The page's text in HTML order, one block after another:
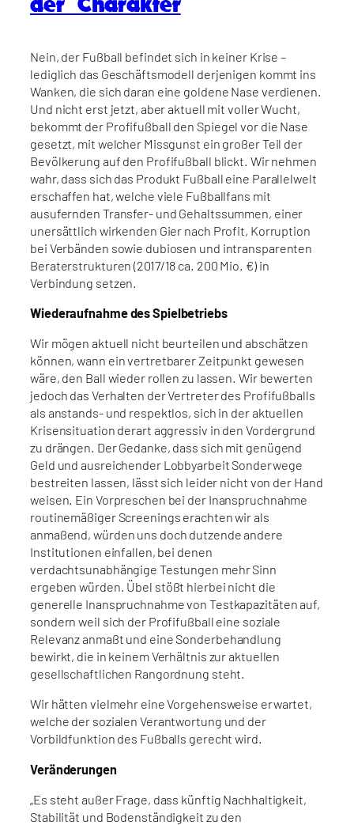
Nein, der Fußball befindet sich in keiner Krise –
lediglich das Geschäftsmodell derjenigen kommt ins
Wanken, die sich daran eine goldene Nase verdienen.
Und nicht erst jetzt, aber aktuell mit voller Wucht,
bekommt der Profifußball den Spiegel vor die Nase
gesetzt, mit welcher Missgunst ein großer Teil der
Bevölkerung auf den Profifußball blickt. Wir nehmen
wahr, dass sich das Produkt Fußball eine Parallelwelt
erschaffen hat, welche viele Fußballfans mit
ausufernden Transfer- und Gehaltssummen, einer
unersättlich wirkenden Gier nach Profit, Korruption
bei Verbänden sowie dubiosen und intransparenten
Beraterstrukturen (2017/18 ca. 200 Mio. €) in
Verbindung setzen.
Wiederaufnahme des Spielbetriebs
Wir mögen aktuell nicht beurteilen und abschätzen
können, wann ein vertretbarer Zeitpunkt gewesen
wäre, den Ball wieder rollen zu lassen. Wir bewerten
jedoch das Verhalten der Vertreter des Profifußballs
als anstands- und respektlos, sich in der aktuellen
Krisensituation derart aggressiv in den Vordergrund
zu drängen. Der Gedanke, dass sich mit genügend
Geld und ausreichender Lobbyarbeit Sonderwege
bestreiten lassen, lässt sich leider nicht von der Hand
weisen. Ein Vorpreschen bei der Inanspruchnahme
routinemäßiger Screenings erachten wir als
anmaßend, würden uns doch dutzende andere
Institutionen einfallen, bei denen
verdachtsunabhängige Testungen mehr Sinn
ergeben würden. Übel stößt hierbei nicht die
generelle Inanspruchnahme von Testkapazitäten auf,
sondern weil sich der Profifußball eine soziale
Relevanz anmaßt und eine Sonderbehandlung
bewirkt, die in keinem Verhältnis zur aktuellen
gesellschaftlichen Rangordnung steht.
Wir hätten vielmehr eine Vorgehensweise erwartet,
welche der sozialen Verantwortung und der
Vorbildfunktion des Fußballs gerecht wird.
Veränderungen
„Es steht außer Frage, dass künftig Nachhaltigkeit,
Stabilität und Bodenständigkeit zu den